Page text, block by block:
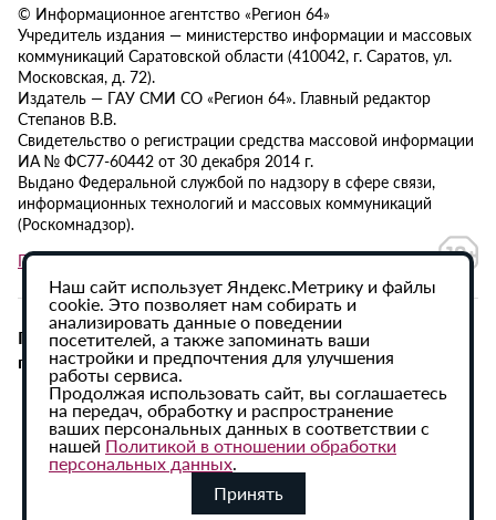
© Информационное агентство «Регион 64»
Учредитель издания — министерство информации и массовых
коммуникаций Саратовской области (410042, г. Саратов, ул.
Московская, д. 72).
Издатель — ГАУ СМИ СО «Регион 64». Главный редактор
Степанов В.В.
Свидетельство о регистрации средства массовой информации
ИА № ФС77-60442 от 30 декабря 2014 г.
Выдано Федеральной службой по надзору в сфере связи,
информационных технологий и массовых коммуникаций
(Роскомнадзор).
Политика в отношении обработки персональных данных
При использовании материалов сайта активная
гиперссылка на ИА «Регион 64» обязательна.
Наш сайт использует Яндекс.Метрику и файлы
cookie. Это позволяет нам собирать и
анализировать данные о поведении
посетителей, а также запоминать ваши
настройки и предпочтения для улучшения
работы сервиса.
Продолжая использовать сайт, вы соглашаетесь
на передач, обработку и распространение
ваших персональных данных в соответствии с
нашей Политикой в отношении обработки
персональных данных.
Принять